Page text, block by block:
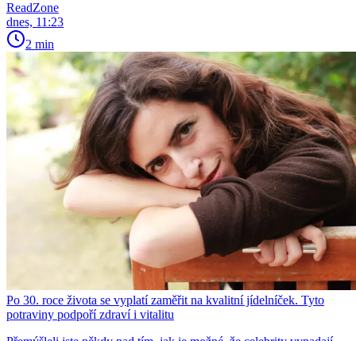
ReadZone
dnes, 11:23
2 min
Po 30. roce života se vyplatí zaměřit na kvalitní jídelníček. Tyto
potraviny podpoří zdraví i vitalitu